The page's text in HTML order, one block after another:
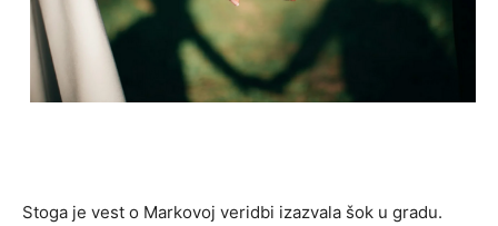
Stoga je vest o Markovoj veridbi izazvala šok u gradu.